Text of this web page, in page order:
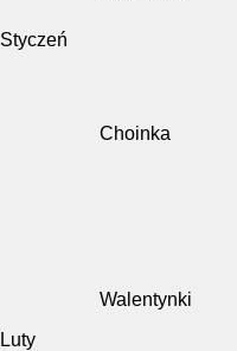
Styczeń
Choinka
Luty
Walentynki